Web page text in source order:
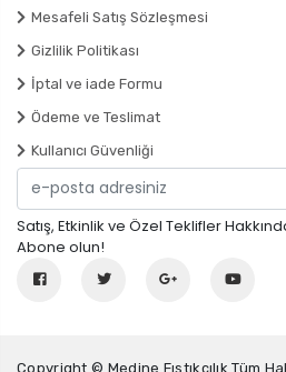
Mesafeli Satış Sözleşmesi
Gizlilik Politikası
İptal ve iade Formu
Ödeme ve Teslimat
Kullanıcı Güvenliği
Satış, Etkinlik ve Özel Teklifler
Abone olun!
Copyright © Medine Fıstıkçılık Tüm